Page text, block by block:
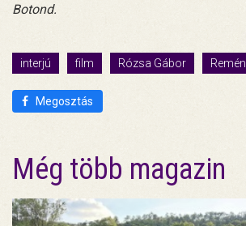
Botond.
interjú film Rózsa Gábor
Megosztás
Még több magazin